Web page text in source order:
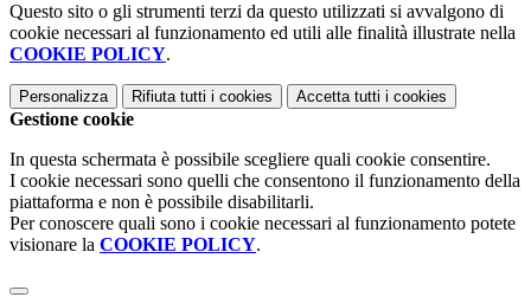
Questo sito o gli strumenti terzi da questo utilizzati si avvalgono di
cookie necessari al funzionamento ed utili alle finalità illustrate nella
COOKIE POLICY.
Personalizza Rifiuta tutti i cookies Accetta tutti i cookies
Gestione cookie
In questa schermata è possibile scegliere quali cookie consentire.
I cookie necessari sono quelli che consentono il funzionamento della
piattaforma e non è possibile disabilitarli.
Per conoscere quali sono i cookie necessari al funzionamento potete
visionare la COOKIE POLICY.